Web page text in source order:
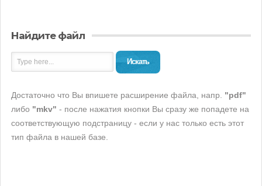
Найдите файл
Искать
Достаточно что Вы впишете расширение файла, напр. "pdf"
либо "mkv" - после нажатия кнопки Вы сразу же попадете на
соответствующую подстраницу - если у нас только есть этот
тип файла в нашей базе.